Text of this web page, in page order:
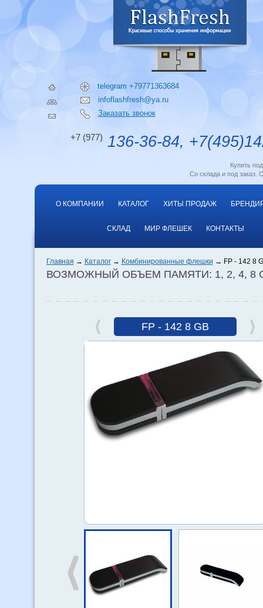
telegram +79771363684
infoflashfresh@ya.ru
Заказать звонок
+7 (977) 136-36-84,
Купить
Со склада и под заказ.
О КОМПАНИИ КАТАЛОГ ХИТЫ ПРОДАЖ
СКЛАД МИР ФЛЕШЕК КОНТАКТЫ
Главная Каталог Комбинированные флешки FP - 142 8
ВОЗМОЖНЫЙ ОБЪЕМ ПАМЯТИ: 1, 2, 4, 8
FP - 142 8 GB